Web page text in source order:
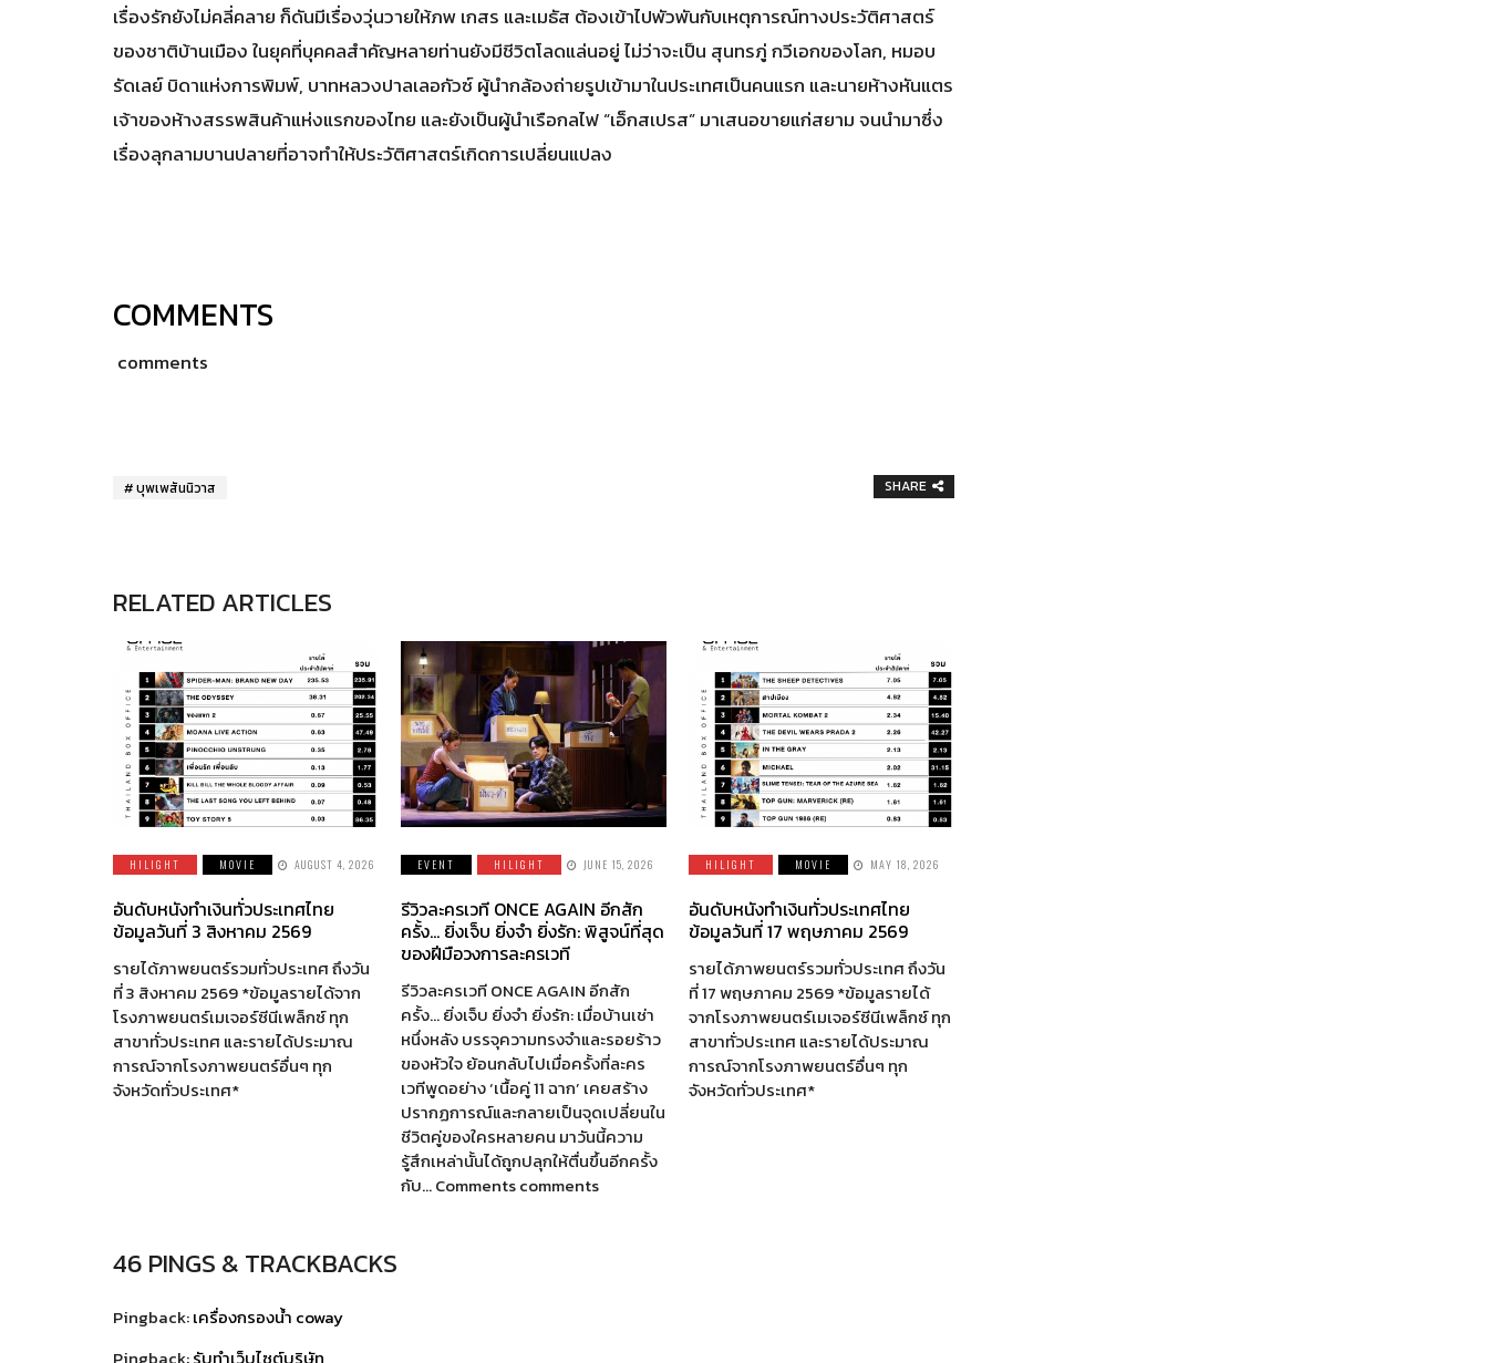
เรื่องรักยังไม่คลี่คลาย ก็ดันมีเรื่องวุ่นวายให้ภพ เกสร และเมธัส ต้องเข้าไปพัวพันกับเหตุการณ์ทางประวัติศาสตร์
ของชาติบ้านเมือง ในยุคที่บุคคลสำคัญหลายท่านยังมีชีวิตโลดแล่นอยู่ ไม่ว่าจะเป็น สุนทรภู่ กวีเอกของโลก, หมอบ
รัดเลย์ บิดาแห่งการพิมพ์, บาทหลวงปาลเลอกัวซ์ ผู้นำกล้องถ่ายรูปเข้ามาในประเทศเป็นคนแรก และนายห้างหันแตร
เจ้าของห้างสรรพสินค้าแห่งแรกของไทย และยังเป็นผู้นำเรือกลไฟ “เอ็กสเปรส” มาเสนอขายแก่สยาม จนนำมาซึ่ง
เรื่องลุกลามบานปลายที่อาจทำให้ประวัติศาสตร์เกิดการเปลี่ยนแปลง
COMMENTS
comments
บุพเพสันนิวาส SHARE
RELATED ARTICLES
HILIGHT MOVIE AUGUST 4, 2026
อันดับหนังทำเงินทั่วประเทศไทย
ข้อมูลวันที่ 3 สิงหาคม 2569
รายได้ภาพยนตร์รวมทั่วประเทศ ถึงวัน
ที่ 3 สิงหาคม 2569 *ข้อมูลรายได้จาก
โรงภาพยนตร์เมเจอร์ซีนีเพล็กซ์ ทุก
สาขาทั่วประเทศ และรายได้ประมาณ
การณ์จากโรงภาพยนตร์อื่นๆ ทุก
จังหวัดทั่วประเทศ*
EVENT HILIGHT JUNE 15, 2026
รีวิวละครเวที ONCE AGAIN อีกสัก
ครั้ง… ยิ่งเจ็บ ยิ่งจำ ยิ่งรัก: พิสูจน์ที่สุด
ของฝีมือวงการละครเวที
รีวิวละครเวที ONCE AGAIN อีกสัก
ครั้ง… ยิ่งเจ็บ ยิ่งจำ ยิ่งรัก: เมื่อบ้านเช่า
หนึ่งหลัง บรรจุความทรงจำและรอยร้าว
ของหัวใจ ย้อนกลับไปเมื่อครั้งที่ละคร
เวทีพูดอย่าง ‘เนื้อคู่ 11 ฉาก’ เคยสร้าง
ปรากฏการณ์และกลายเป็นจุดเปลี่ยนใน
ชีวิตคู่ของใครหลายคน มาวันนี้ความ
รู้สึกเหล่านั้นได้ถูกปลุกให้ตื่นขึ้นอีกครั้ง
กับ… Comments comments
HILIGHT MOVIE MAY 18, 2026
อันดับหนังทำเงินทั่วประเทศไทย
ข้อมูลวันที่ 17 พฤษภาคม 2569
รายได้ภาพยนตร์รวมทั่วประเทศ ถึงวัน
ที่ 17 พฤษภาคม 2569 *ข้อมูลรายได้
จากโรงภาพยนตร์เมเจอร์ซีนีเพล็กซ์ ทุก
สาขาทั่วประเทศ และรายได้ประมาณ
การณ์จากโรงภาพยนตร์อื่นๆ ทุก
จังหวัดทั่วประเทศ*
46 PINGS & TRACKBACKS
Pingback:เครื่องกรองน้ำ coway
Pingback:รับทำเว็บไซต์บริษัท